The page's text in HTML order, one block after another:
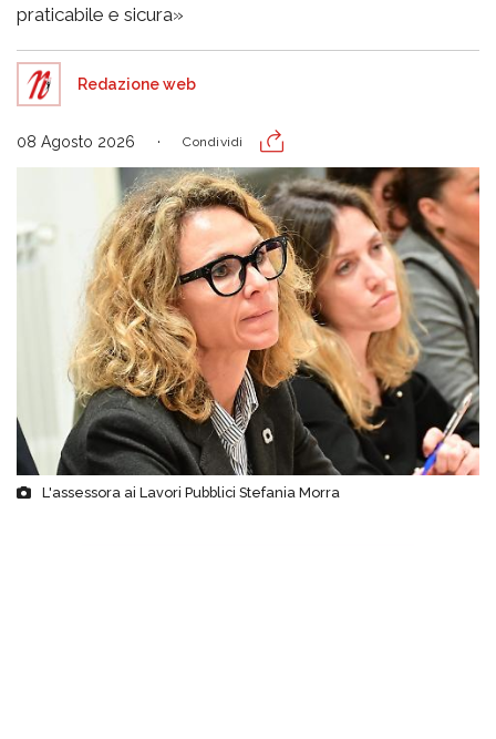
praticabile e sicura»
Redazione web
08 Agosto 2026 Condividi
L'assessora ai Lavori Pubblici Stefania Morra